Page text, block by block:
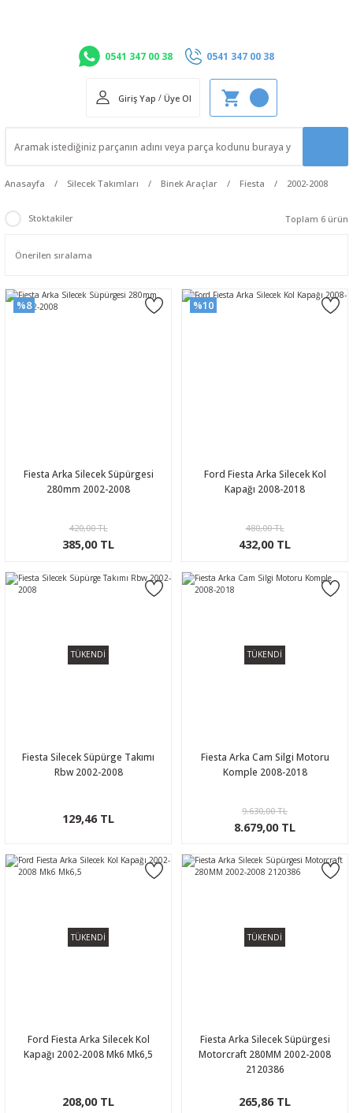
0541 347 00 38 0541 347 00 38
Giriş Yap / Üye Ol
Anasayfa Silecek Takımları Binek Araçlar Fiesta 2002-2008
Stoktakiler Toplam 6 ürün
%8
Fiesta Arka Silecek Süpürgesi
280mm 2002-2008
420,00 TL
385,00 TL
%10
Ford Fiesta Arka Silecek Kol
Kapağı 2008-2018
480,00 TL
432,00 TL
TÜKENDİ
Fiesta Silecek Süpürge Takımı
Rbw 2002-2008
129,46 TL
TÜKENDİ
Fiesta Arka Cam Silgi Motoru
Komple 2008-2018
9.630,00 TL
8.679,00 TL
TÜKENDİ
Ford Fiesta Arka Silecek Kol
Kapağı 2002-2008 Mk6 Mk6,5
208,00 TL
TÜKENDİ
Fiesta Arka Silecek Süpürgesi
Motorcraft 280MM 2002-2008
2120386
265,86 TL